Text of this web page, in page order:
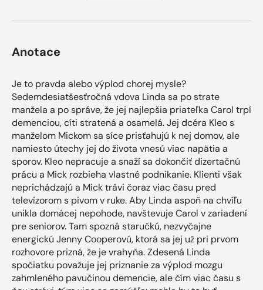
Anotace
Je to pravda alebo výplod chorej mysle?
Sedemdesiatšesťročná vdova Linda sa po strate
manžela a po správe, že jej najlepšia priateľka Carol trpí
demenciou, cíti stratená a osamelá. Jej dcéra Kleo s
manželom Mickom sa síce prisťahujú k nej domov, ale
namiesto útechy jej do života vnesú viac napätia a
sporov. Kleo nepracuje a snaží sa dokončiť dizertačnú
prácu a Mick rozbieha vlastné podnikanie. Klienti však
neprichádzajú a Mick trávi čoraz viac času pred
televízorom s pivom v ruke. Aby Linda aspoň na chvíľu
unikla domácej nepohode, navštevuje Carol v zariadení
pre seniorov. Tam spozná staručkú, nezvyčajne
energickú Jenny Cooperovú, ktorá sa jej už pri prvom
rozhovore prizná, že je vrahyňa. Zdesená Linda
spočiatku považuje jej priznanie za výplod mozgu
zahmleného pavučinou demencie, ale čím viac času s